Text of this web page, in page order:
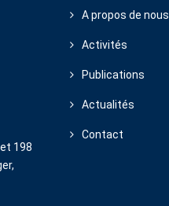
198
A propos de nous
Activités
Publications
Actualités
Contact